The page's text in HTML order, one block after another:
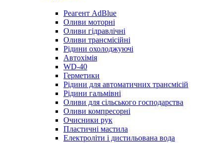
Реагент AdBlue
Оливи моторні
Оливи гідравлічні
Оливи трансмісійні
Рідини охолоджуючі
Автохімія
WD-40
Герметики
Рідини для автоматичних трансмісій
Рідини гальмівні
Оливи для сільського господарства
Оливи компресорні
Очисники рук
Пластичні мастила
Електроліти і дистильована вода